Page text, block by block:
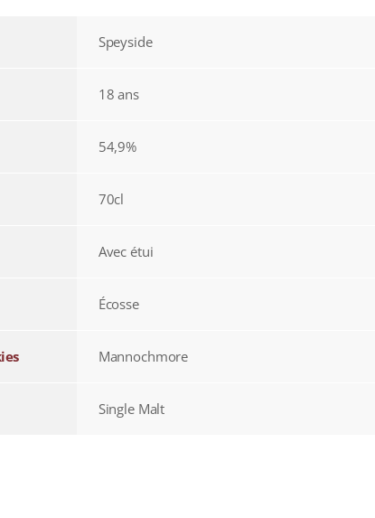
Speyside
18 ans
54,9%
70cl
Avec étui
Écosse
Mannochmore
Single Malt